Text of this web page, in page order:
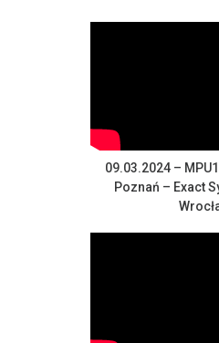
09.03.2024 –
Poznań – Exact